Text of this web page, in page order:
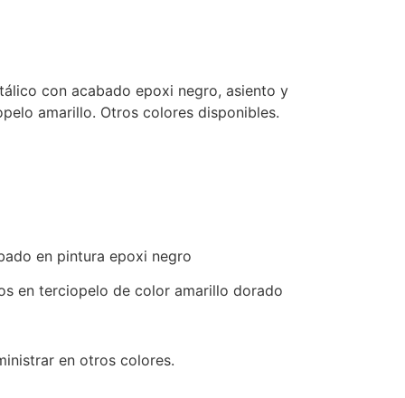
con acabado epoxi negro, asiento y
amarillo. Otros colores disponibles.
en pintura epoxi negro
en terciopelo de color amarillo dorado
en otros colores.